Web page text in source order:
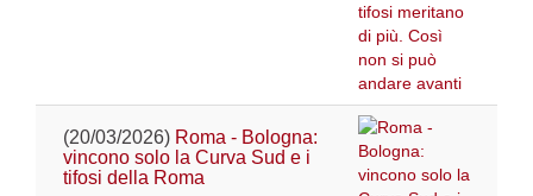
(20/03/2026) Roma - Bologna:
vincono solo la Curva Sud e i
tifosi della Roma